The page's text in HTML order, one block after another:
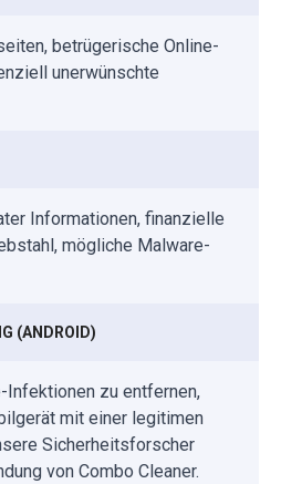
betrügerische Online-
unerwünschte
Informationen, finanzielle
mögliche Malware-
(ANDROID)
Infektionen zu entfernen,
mit einer legitimen
Sicherheitsforscher
von Combo Cleaner.